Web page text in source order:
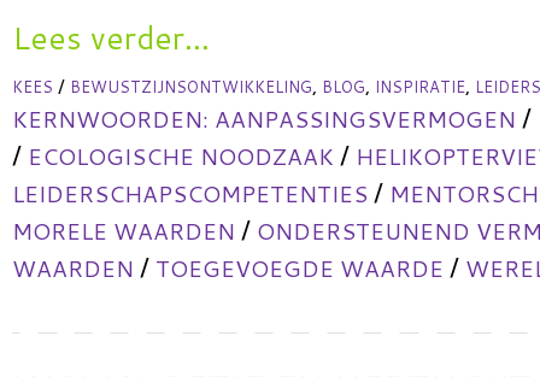
Lees verder...
KEES / BEWUSTZIJNSONTWIKKELING, BLOG, INSPIRATIE,
KERNWOORDEN: AANPASSINGSVERMOGEN /
/ ECOLOGISCHE NOODZAAK /
LEIDERSCHAPSCOMPETENTIES /
MORELE WAARDEN / ONDERSTEUNEND
WAARDEN / TOEGEVOEGDE WAARDE /